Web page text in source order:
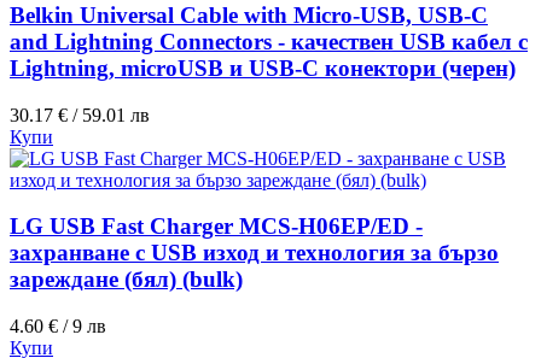
Belkin Universal Cable with Micro-USB, USB-C
and Lightning Connectors - качествен USB кабел с
Lightning, microUSB и USB-C конектори (черен)
30.17 € / 59.01 лв
Купи
LG USB Fast Charger MCS-H06EP/ED -
захранване с USB изход и технология за бързо
зареждане (бял) (bulk)
4.60 € / 9 лв
Купи